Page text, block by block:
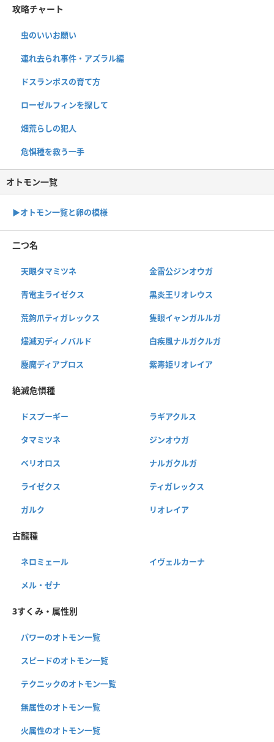
攻略チャート
虫のいいお願い
連れ去られ事件・アズラル編
ドスランポスの育て方
ローゼルフィンを探して
畑荒らしの犯人
危惧種を救う一手
オトモン一覧
▶︎オトモン一覧と卵の模様
二つ名
天眼タマミツネ 金雷公ジンオウガ
青電主ライゼクス 黒炎王リオレウス
荒鉤爪ティガレックス 隻眼イャンガルルガ
燼滅刃ディノバルド 白疾風ナルガクルガ
鏖魔ディアブロス 紫毒姫リオレイア
絶滅危惧種
ドスプーギー ラギアクルス
タマミツネ ジンオウガ
ベリオロス ナルガクルガ
ライゼクス ティガレックス
ガルク リオレイア
古龍種
ネロミェール イヴェルカーナ
メル・ゼナ
3すくみ・属性別
パワーのオトモン一覧
スピードのオトモン一覧
テクニックのオトモン一覧
無属性のオトモン一覧
火属性のオトモン一覧